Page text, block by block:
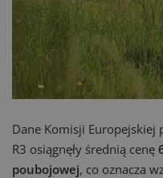
Dane Komisji Europejskiej
R3 osiągnęły średnią cenę
poubojowej, co oznacza